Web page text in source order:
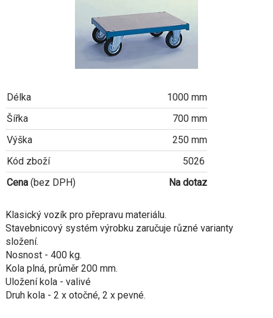
Délka
1000 mm
Šířka
700 mm
Výška
250 mm
Kód zboží
5026
Cena(bez DPH) Na dotaz
Klasický vozík pro přepravu materiálu.
Stavebnicový systém výrobku zaručuje různé varianty
složení.
Nosnost - 400 kg.
Kola plná, průměr 200 mm.
Uložení kola - valivé
Druh kola - 2 x otočné, 2 x pevné.